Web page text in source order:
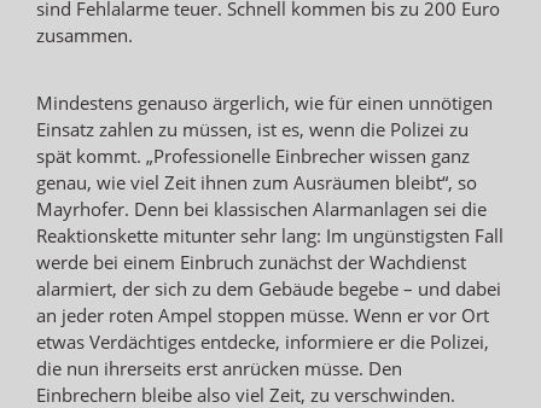
sind Fehlalarme teuer. Schnell kommen bis zu 200 Euro
zusammen.
Mindestens genauso ärgerlich, wie für einen unnötigen
Einsatz zahlen zu müssen, ist es, wenn die Polizei zu
spät kommt. „Professionelle Einbrecher wissen ganz
genau, wie viel Zeit ihnen zum Ausräumen bleibt“, so
Mayrhofer. Denn bei klassischen Alarmanlagen sei die
Reaktionskette mitunter sehr lang: Im ungünstigsten Fall
werde bei einem Einbruch zunächst der Wachdienst
alarmiert, der sich zu dem Gebäude begebe – und dabei
an jeder roten Ampel stoppen müsse. Wenn er vor Ort
etwas Verdächtiges entdecke, informiere er die Polizei,
die nun ihrerseits erst anrücken müsse. Den
Einbrechern bleibe also viel Zeit, zu verschwinden.